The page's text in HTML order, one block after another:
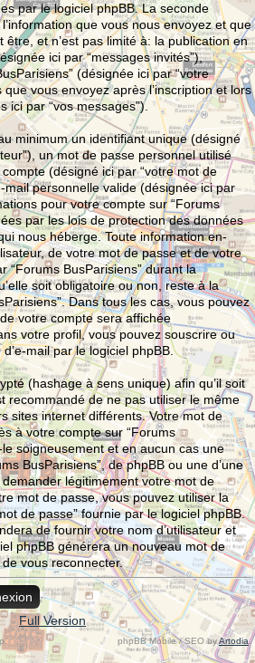
par le logiciel phpBB. La seconde
que vous nous envoyez et que
être, et n’est pas limité à: la publication en
ici par “messages invités”),
(désignée ici par “votre
vous envoyez après l’inscription et lors
ici par “vos messages”).
minimum un identifiant unique (désigné
un mot de passe personnel utilisé
(désigné ici par “votre mot de
mail personnelle valide (désignée ici par
pour votre compte sur “Forums
par les lois de protection des données
nous héberge. Toute information en-
de votre mot de passe et de votre
“Forums BusParisiens” durant la
soit obligatoire ou non, reste à la
Dans tous les cas, vous pouvez
votre compte sera affichée
votre profil, vous pouvez souscrire ou
mail par le logiciel phpBB.
(hashage à sens unique) afin qu’il soit
recommandé de ne pas utiliser le même
sites internet différents. Votre mot de
à votre compte sur “Forums
soigneusement et en aucun cas une
BusParisiens”, de phpBB ou une d’une
légitimement votre mot de
mot de passe, vous pouvez utiliser la
de passe” fournie par le logiciel phpBB.
de fournir votre nom d’utilisateur et
phpBB générera un nouveau mot de
vous reconnecter.
Full Version
phpBB Mobile / SEO byArtodia.